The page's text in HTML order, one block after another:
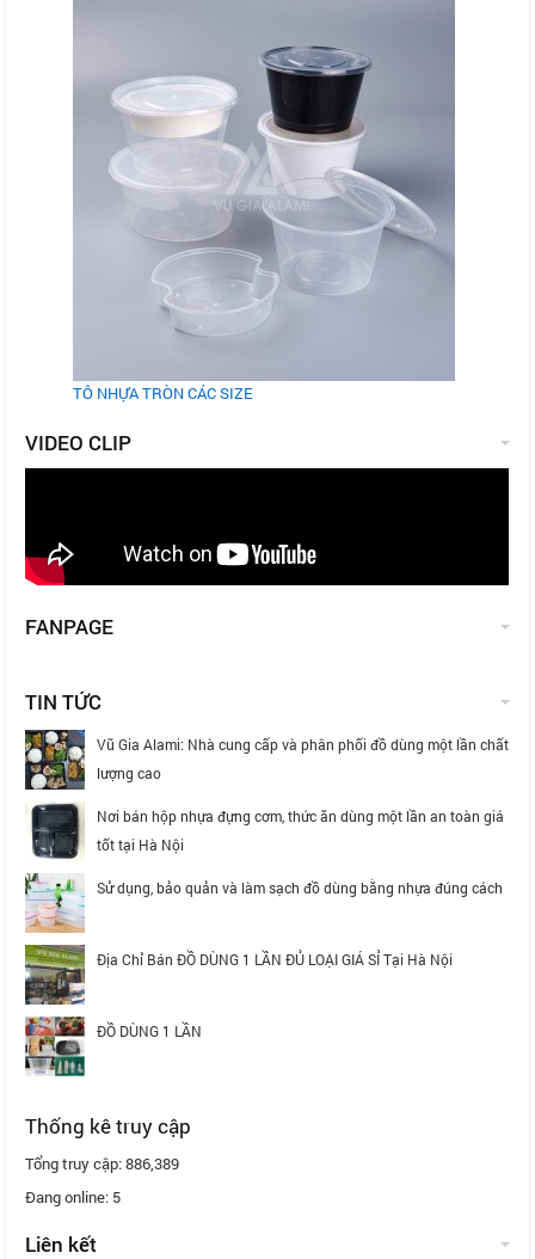
TÔ NHỰA TRÒN CÁC SIZE
VIDEO CLIP
FANPAGE
TIN TỨC
Vũ Gia Alami: Nhà cung cấp và phân phối đồ dùng một lần chất
lượng cao
Nơi bán hộp nhựa đựng cơm, thức ăn dùng một lần an toàn giá
tốt tại Hà Nội
Sử dụng, bảo quản và làm sạch đồ dùng bằng nhựa đúng cách
Địa Chỉ Bán ĐỒ DÙNG 1 LẦN ĐỦ LOẠI GIÁ SỈ Tại Hà Nội
ĐỒ DÙNG 1 LẦN
Thống kê truy cập
Tổng truy cập:886,389
Đang online: 5
Liên kết